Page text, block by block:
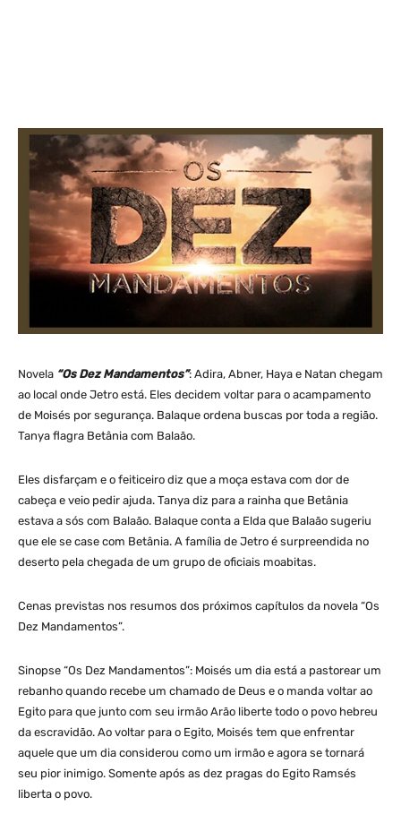
Novela “Os Dez Mandamentos”: Adira, Abner, Haya e Natan chegam
ao local onde Jetro está. Eles decidem voltar para o acampamento
de Moisés por segurança. Balaque ordena buscas por toda a região.
Tanya flagra Betânia com Balaão.
Eles disfarçam e o feiticeiro diz que a moça estava com dor de
cabeça e veio pedir ajuda. Tanya diz para a rainha que Betânia
estava a sós com Balaão. Balaque conta a Elda que Balaão sugeriu
que ele se case com Betânia. A família de Jetro é surpreendida no
deserto pela chegada de um grupo de oficiais moabitas.
Cenas previstas nos resumos dos próximos capítulos da novela “Os
Dez Mandamentos”.
Sinopse “Os Dez Mandamentos”: Moisés um dia está a pastorear um
rebanho quando recebe um chamado de Deus e o manda voltar ao
Egito para que junto com seu irmão Arão liberte todo o povo hebreu
da escravidão. Ao voltar para o Egito, Moisés tem que enfrentar
aquele que um dia considerou como um irmão e agora se tornará
seu pior inimigo. Somente após as dez pragas do Egito Ramsés
liberta o povo.